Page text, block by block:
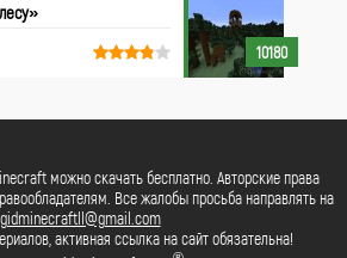
10180
можно скачать бесплатно. Авторские права
Все жалобы просьба направлять на
gidminecraftll@gmail.com
активная ссылка на сайт обязательна!